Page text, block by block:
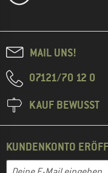
MAIL UNS!
07121/70 12 0
KAUF BEWUSST
KUNDENKONTO
E-Mail-Adresse
Gib hier deine E-Mail-